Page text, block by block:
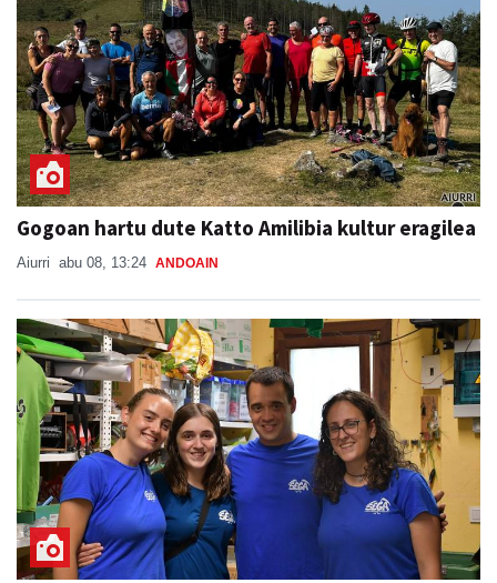
Gogoan hartu dute Katto Amilibia kultur eragilea
Aiurri abu 08, 13:24 ANDOAIN